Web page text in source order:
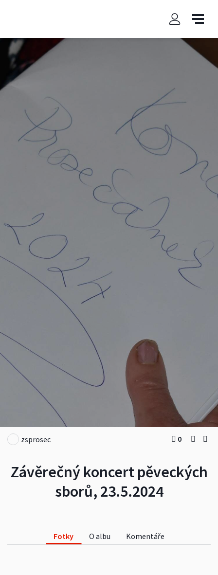
Závěrečný koncert pěveckých
sborů, 23.5.2024
zsprosec 0
Fotky O albu Komentáře